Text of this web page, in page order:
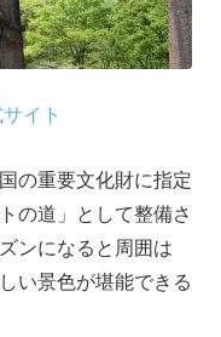
イト
の重要文化財に指定
の道」として整備さ
ンになると周囲は
い景色が堪能できる